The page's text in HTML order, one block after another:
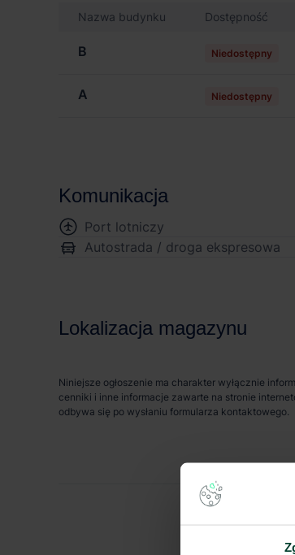
Nazwa budynku Dostępność
B Niedostępny
A Niedostępny
Komunikacja
Port lotniczy
Autostrada / droga ekspresowa
Lokalizacja magazynu
Niniejsze ogłoszenie ma charakter wyłącznie
cenniki i inne informacje zawarte na stronie
odbywa się po wysłaniu formularza kontaktowego.